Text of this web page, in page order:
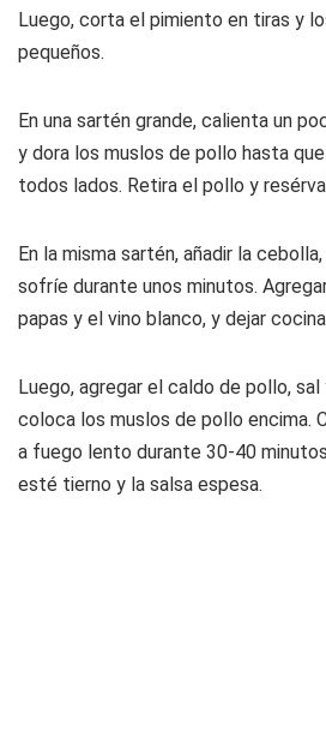
Luego, corta el pimiento en tiras y
pequeños.
En una sartén grande, calienta un
y dora los muslos de pollo hasta
todos lados. Retira el pollo y
En la misma sartén, añadir la
sofríe durante unos minutos.
papas y el vino blanco, y dejar
Luego, agregar el caldo de pollo,
coloca los muslos de pollo encima.
a fuego lento durante 30-40
esté tierno y la salsa espesa.